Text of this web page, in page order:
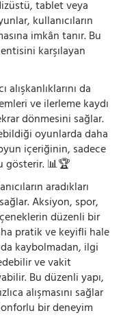
tablet veya
kullanıcıların
imkân tanır. Bu
karşılayan
alışkanlıklarını da
ve ilerleme kaydı
dönmesini sağlar.
oyunlarda daha
içeriğinin, sadece
gösterir. 📊🏆
aradıkları
Aksiyon, spor,
düzenli bir
pratik ve keyifli hale
kaybolmadan, ilgi
ve vakit
Bu düzenli yapı,
alışmasını sağlar
bir deneyim